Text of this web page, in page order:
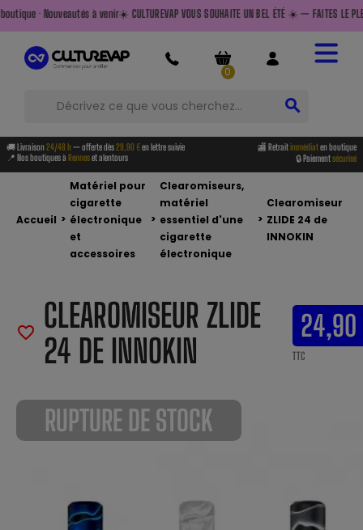
à venir☀️ CULTUREVAP VOUS SOUHAITE UN BEL ÉTÉ ☀️ — FAITES LE PLEIN
0
search
🚚 Livraison24/48 h — offerte dès29,90 €en lettre suivie 🏬 Retraitimmédiaten boutique
📍 Nos boutiques à Renneset alentours 🔒 Paiementsécurisé
Accueil >
Matériel pour
cigarette
électronique
et
accessoires
>
Clearomiseurs,
matériel
essentiel d'une
cigarette
électronique
>
Clearomiseur
ZLIDE 24 de
INNOKIN
RUPTURE DE STOCK
favorite_border CLEAROMISEUR ZLIDE
24 DE INNOKIN
TTC